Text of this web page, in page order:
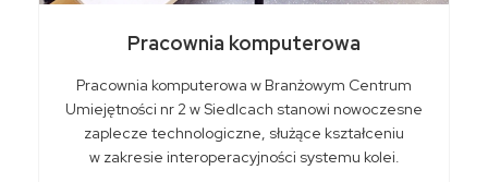
Pracownia komputerowa
Pracownia komputerowa w Branżowym Centrum
Umiejętności nr 2 w Siedlcach stanowi nowoczesne
zaplecze technologiczne, służące kształceniu
w zakresie interoperacyjności systemu kolei.